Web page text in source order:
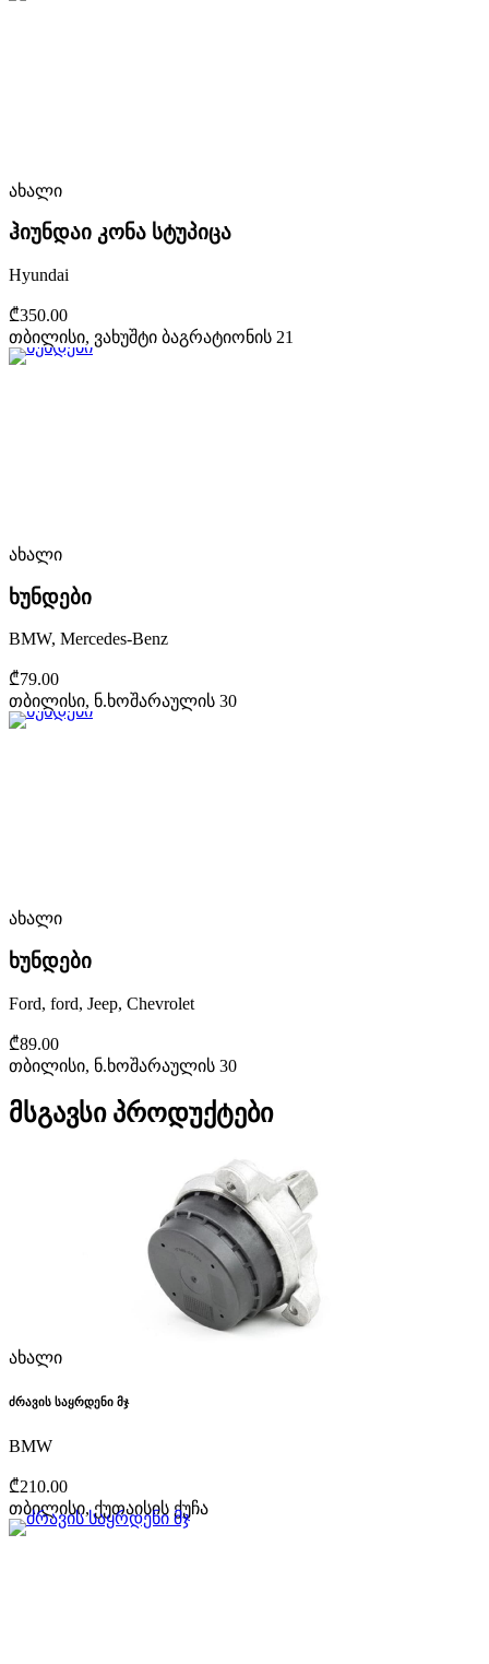
ახალი
ჰიუნდაი კონა სტუპიცა
Hyundai
₾350.00
თბილისი, ვახუშტი ბაგრატიონის 21
ახალი
ხუნდები
BMW, Mercedes-Benz
₾79.00
თბილისი, ნ.ხოშარაულის 30
ახალი
ხუნდები
Ford, ford, Jeep, Chevrolet
₾89.00
თბილისი, ნ.ხოშარაულის 30
მსგავსი პროდუქტები
ახალი
ძრავის საყრდენი მჯ
BMW
₾210.00
თბილისი, ქუთაისის ქუჩა